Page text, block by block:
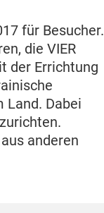
für Besucher.
die VIER
der Errichtung
Land. Dabei
anderen